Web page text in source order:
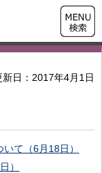
検索・
共通メ
ニュー
新日：2017年4月1日
て（6月18日）
）